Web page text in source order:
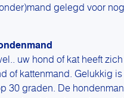
gelegd voor
uw hond of kat heeft
of kattenmand. Gelukkig
30 graden. De